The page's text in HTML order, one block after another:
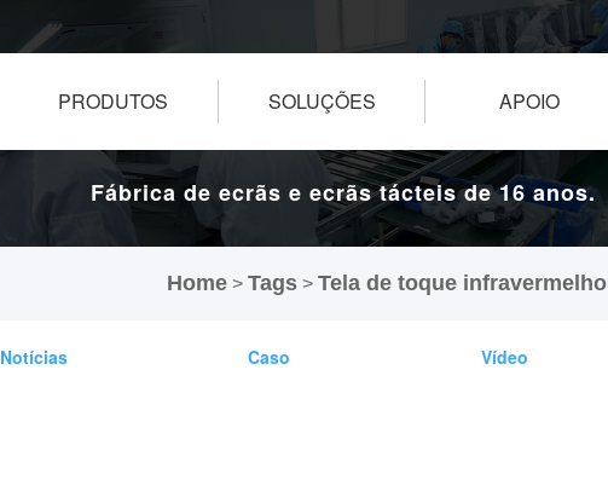
PRODUTOS SOLUÇÕES APOIO
Fábrica de ecrãs e ecrãs tácteis de 16 anos.
Home > Tags > Tela de toque infravermelho
Notícias Caso Vídeo